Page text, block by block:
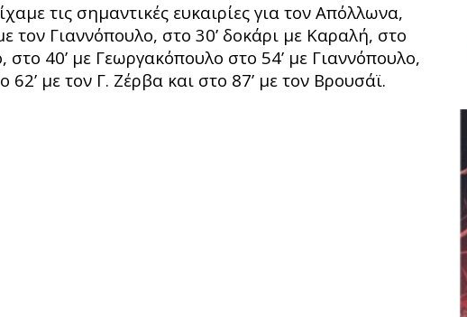
τις σημαντικές ευκαιρίες για τον Απόλλωνα,
τον Γιαννόπουλο, στο 30’ δοκάρι με Καραλή, στο
στο 40’ με Γεωργακόπουλο στο 54’ με Γιαννόπουλο,
με τον Γ. Ζέρβα και στο 87’ με τον Βρουσάϊ.